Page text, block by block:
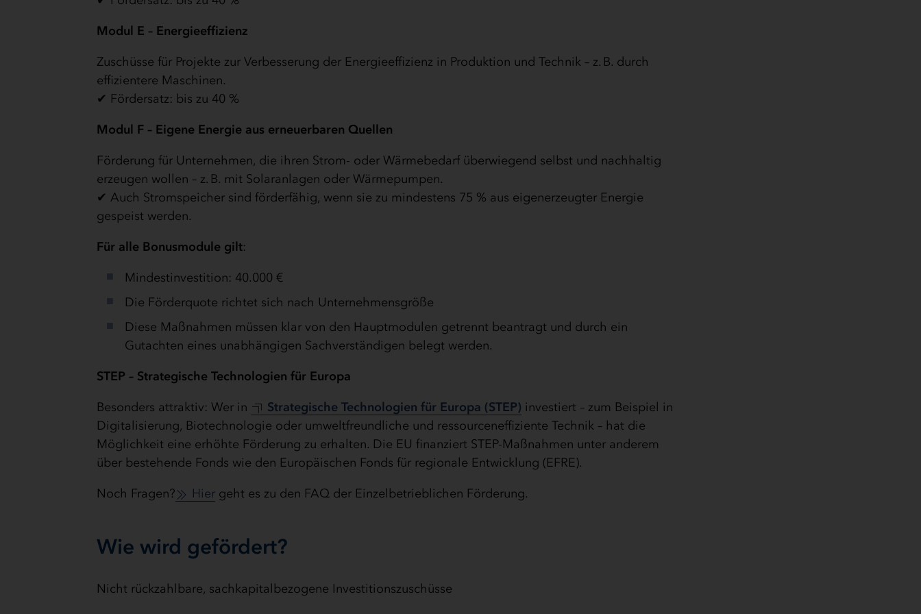
Modul E – Energieeffizienz
Zuschüsse für Projekte zur Verbesserung der Energieeffizienz in Produktion und Technik – z. B. durch
effizientere Maschinen.
✔ Fördersatz: bis zu 40 %
Modul F – Eigene Energie aus erneuerbaren Quellen
Förderung für Unternehmen, die ihren Strom- oder Wärmebedarf überwiegend selbst und nachhaltig
erzeugen wollen – z. B. mit Solaranlagen oder Wärmepumpen.
✔ Auch Stromspeicher sind förderfähig, wenn sie zu mindestens 75 % aus eigenerzeugter Energie
gespeist werden.
Für alle Bonusmodule gilt:
Mindestinvestition: 40.000 €
Die Förderquote richtet sich nach Unternehmensgröße
Diese Maßnahmen müssen klar von den Hauptmodulen getrennt beantragt und durch ein
Gutachten eines unabhängigen Sachverständigen belegt werden.
STEP – Strategische Technologien für Europa
Besonders attraktiv: Wer in Strategische Technologien für Europa (STEP) investiert – zum Beispiel in
Digitalisierung, Biotechnologie oder umweltfreundliche und ressourceneffiziente Technik – hat die
Möglichkeit eine erhöhte Förderung zu erhalten. Die EU finanziert STEP-Maßnahmen unter anderem
über bestehende Fonds wie den Europäischen Fonds für regionale Entwicklung (EFRE).
Noch Fragen? Hier geht es zu den FAQ der Einzelbetrieblichen Förderung.
Wie wird gefördert?
Nicht rückzahlbare, sachkapitalbezogene Investitionszuschüsse